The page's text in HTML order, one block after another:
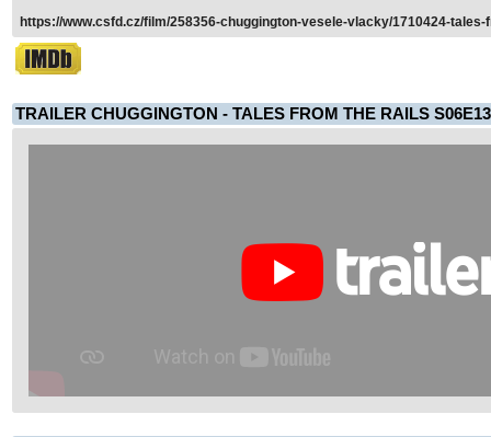
https://www.csfd.cz/film/258356-chuggington-vesele-vlacky/1710424-
TRAILER CHUGGINGTON - TALES FROM THE RAILS S06E13